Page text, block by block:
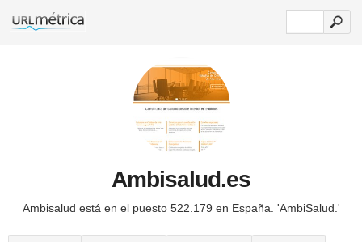
Ambisalud.es
Ambisalud está en el puesto 522.179 en España. 'AmbiSalud.'